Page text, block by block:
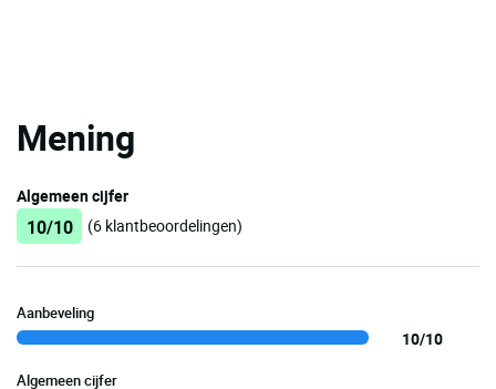
Mening
Algemeen cijfer
10/10 (6 klantbeoordelingen)
Aanbeveling
10/10
Algemeen cijfer